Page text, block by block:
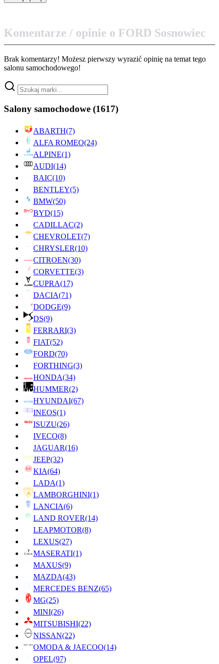
Komentarze / opinie o FORD Sosnowiec
Brak komentarzy! Możesz pierwszy wyrazić opinię na temat tego
salonu samochodowego!
Salony samochodowe (1617)
ABARTH(7)
ALFA ROMEO(24)
ALPINE(1)
AUDI(14)
BAIC(10)
BENTLEY(5)
BMW(50)
BYD(15)
CADILLAC(2)
CHEVROLET(7)
CHRYSLER(10)
CITROEN(30)
CORVETTE(3)
CUPRA(17)
DACIA(71)
DODGE(9)
DS(9)
FERRARI(3)
FIAT(52)
FORD(70)
FORTHING(3)
HONDA(34)
HUMMER(2)
HYUNDAI(67)
INEOS(1)
ISUZU(26)
IVECO(8)
JAGUAR(16)
JEEP(32)
KIA(64)
LADA(1)
LAMBORGHINI(1)
LANCIA(6)
LAND ROVER(14)
LEAPMOTOR(8)
LEXUS(27)
MASERATI(1)
MAXUS(9)
MAZDA(43)
MERCEDES BENZ(65)
MG(25)
MINI(26)
MITSUBISHI(22)
NISSAN(22)
OMODA & JAECOO(14)
OPEL(97)